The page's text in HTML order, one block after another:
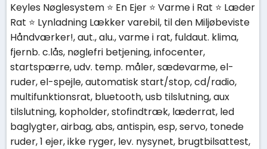
Keyles Nøglesystem ⭐ En Ejer ⭐ Varme i Rat ⭐ Læder
Rat ⭐ Lynladning Lækker varebil, til den Miljøbeviste
Håndværker!, aut., alu., varme i rat, fuldaut. klima,
fjernb. c.lås, nøglefri betjening, infocenter,
startspærre, udv. temp. måler, sædevarme, el-
ruder, el-spejle, automatisk start/stop, cd/radio,
multifunktionsrat, bluetooth, usb tilslutning, aux
tilslutning, kopholder, stofindtræk, læderrat, led
baglygter, airbag, abs, antispin, esp, servo, tonede
ruder, 1 ejer, ikke ryger, lev. nysynet, brugtbilsattest,